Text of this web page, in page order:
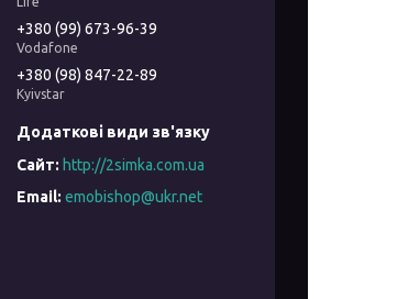
+380 (99) 673-96-39
Vodafone
+380 (98) 847-22-89
Kyivstar
http://2simka.com.ua
emobishop@ukr.net